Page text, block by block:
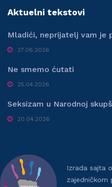
Aktuelni tekstovi
Mladići, neprijatelj vam je
27.06.2026
Ne smemo ćutati
25.04.2026
Seksizam u Narodnoj
20.04.2026
Izrada sajta
zajedničkom